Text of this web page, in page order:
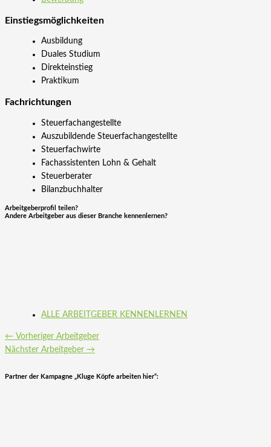
Einstiegs­möglichkeiten
Ausbildung
Duales Studium
Direkteinstieg
Praktikum
Fachrichtungen
Steuerfachangestellte
Auszubildende Steuerfachangestellte
Steuerfachwirte
Fachassistenten Lohn & Gehalt
Steuerberater
Bilanzbuchhalter
Arbeitgeberprofil teilen?
Andere Arbeitgeber aus dieser Branche kennenlernen?
ALLE ARBEITGEBER KENNENLERNEN
← Vorheriger Arbeitgeber
Nächster Arbeitgeber →
Partner der Kampagne „Kluge Köpfe arbeiten hier“: